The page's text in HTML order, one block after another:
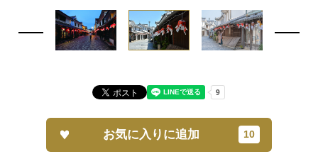
お気に入りに追加